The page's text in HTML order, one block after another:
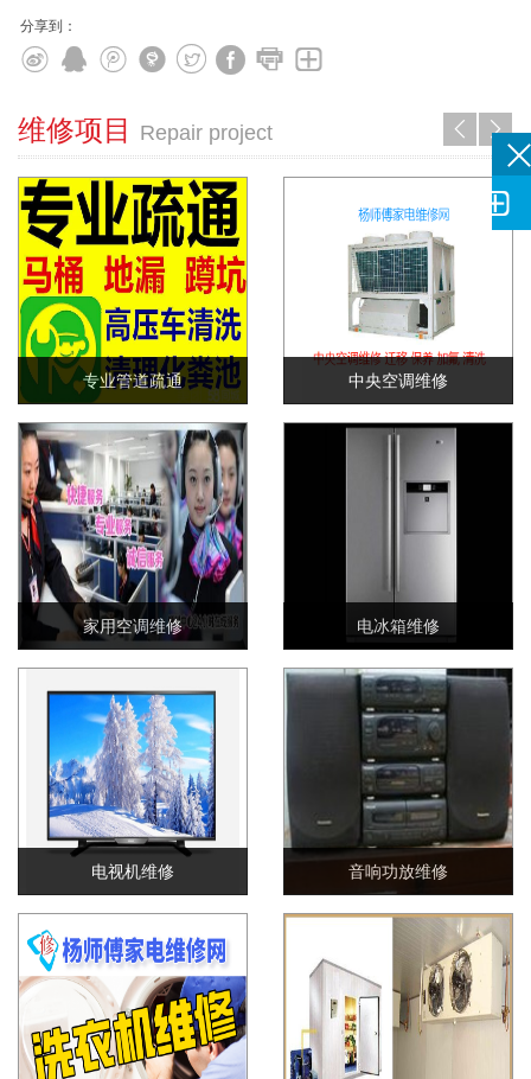
分享到：
维修项目 Repair project 󰀓 󰀔
专业管道疏通 中央空调维修
家用空调维修 电冰箱维修
电视机维修 音响功放维修
